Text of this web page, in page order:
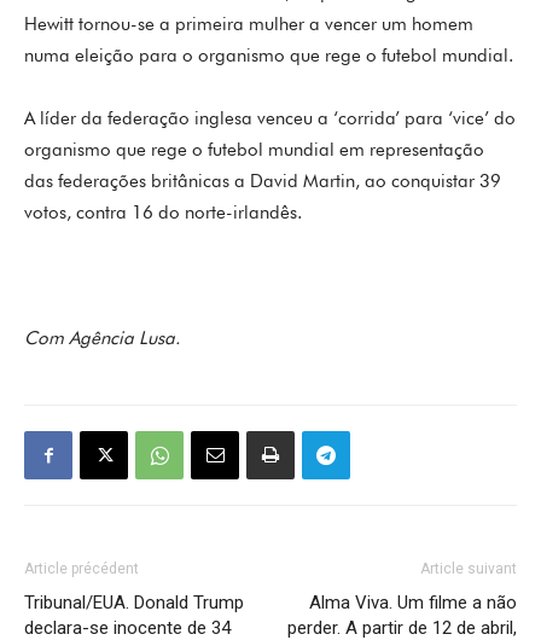
Hewitt tornou-se a primeira mulher a vencer um homem
numa eleição para o organismo que rege o futebol mundial.
A líder da federação inglesa venceu a ‘corrida’ para ‘vice’ do
organismo que rege o futebol mundial em representação
das federações britânicas a David Martin, ao conquistar 39
votos, contra 16 do norte-irlandês.
Com Agência Lusa.
Article précédent
Tribunal/EUA. Donald Trump
declara-se inocente de 34
Article suivant
Alma Viva. Um filme a não
perder. A partir de 12 de abril,